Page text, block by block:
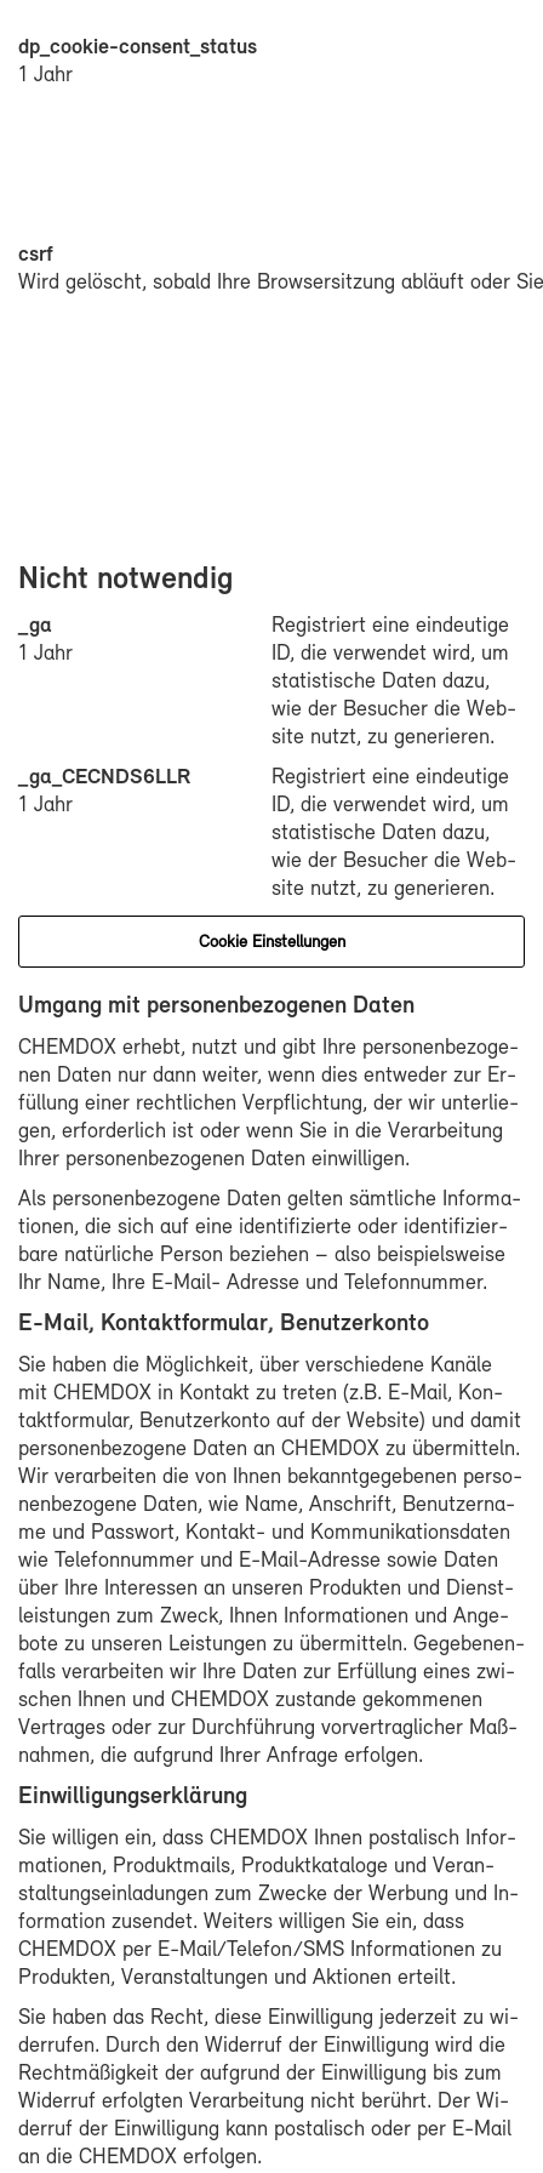
dp_cookie-​consent_sta­tus
1 Jahr
csrf
Wird ge­löscht, so­bald Ih­re Brow­ser­sit­zung ab­läuft oder
Nicht not­wen­dig
_ga
1 Jahr
Re­gis­triert ei­ne ein­deu­ti­ge
ID, die ver­wen­det wird, um
sta­tis­ti­sche Da­ten da­zu,
wie der Be­su­cher die Web­
site nutzt, zu ge­ne­rie­ren.
_ga_CECNDS6LLR
1 Jahr
Re­gis­triert ei­ne ein­deu­ti­ge
ID, die ver­wen­det wird, um
sta­tis­ti­sche Da­ten da­zu,
wie der Be­su­cher die Web­
site nutzt, zu ge­ne­rie­ren.
Coo­kie Ein­stel­lun­gen
Um­gang mit per­so­nen­be­zo­ge­nen Da­ten
CHEM­DOX er­hebt, nutzt und gibt Ih­re per­so­nen­be­zo­ge­
nen Da­ten nur dann wei­ter, wenn dies ent­we­der zur Er­
fül­lung ei­ner recht­li­chen Ver­pflich­tung, der wir un­ter­lie­
gen, er­for­der­lich ist oder wenn Sie in die Ver­ar­bei­tung
Ih­rer per­so­nen­be­zo­ge­nen Da­ten ein­wil­li­gen.
Als per­so­nen­be­zo­ge­ne Da­ten gel­ten sämt­li­che In­for­ma­
tio­nen, die sich auf ei­ne iden­ti­fi­zier­te oder iden­ti­fi­zier­
ba­re na­tür­li­che Per­son be­zie­hen – al­so bei­spiels­wei­se
Ihr Na­me, Ih­re E-​Mail- Adres­se und Te­le­fon­num­mer.
E-​Mail, Kon­takt­for­mu­lar, Be­nut­zer­kon­to
Sie ha­ben die Mög­lich­keit, über ver­schie­de­ne Ka­nä­le
mit CHEM­DOX in Kon­takt zu tre­ten (z.B. E-​Mail, Kon­
takt­for­mu­lar, Be­nut­zer­kon­to auf der Web­site) und da­mit
per­so­nen­be­zo­ge­ne Da­ten an CHEM­DOX zu über­mit­teln.
Wir ver­ar­bei­ten die von Ih­nen be­kannt­ge­ge­be­nen per­so­
nen­be­zo­ge­ne Da­ten, wie Na­me, An­schrift, Be­nut­zer­na­
me und Pass­wort, Kontakt-​ und Kom­mu­ni­ka­ti­ons­da­ten
wie Te­le­fon­num­mer und E-​Mail-Adresse so­wie Da­ten
über Ih­re In­ter­es­sen an un­se­ren Pro­duk­ten und Dienst­
leis­tun­gen zum Zweck, Ih­nen In­for­ma­tio­nen und An­ge­
bo­te zu un­se­ren Leis­tun­gen zu über­mit­teln. Ge­ge­be­nen­
falls ver­ar­bei­ten wir Ih­re Da­ten zur Er­fül­lung ei­nes zwi­
schen Ih­nen und CHEM­DOX zu­stan­de ge­kom­me­nen
Ver­tra­ges oder zur Durch­füh­rung vor­ver­trag­li­cher Maß­
nah­men, die auf­grund Ih­rer An­fra­ge er­fol­gen.
Ein­wil­li­gungs­er­klä­rung
Sie wil­li­gen ein, dass CHEM­DOX Ih­nen pos­ta­lisch In­for­
ma­tio­nen, Pro­dukt­mails, Pro­dukt­ka­ta­lo­ge und Ver­an­
stal­tungs­ein­la­dun­gen zum Zwe­cke der Wer­bung und In­
for­ma­ti­on zu­sen­det. Wei­ters wil­li­gen Sie ein, dass
CHEM­DOX per E-​Mail/Te­le­fon/SMS In­for­ma­tio­nen zu
Pro­duk­ten, Ver­an­stal­tun­gen und Ak­tio­nen er­teilt.
Sie ha­ben das Recht, die­se Ein­wil­li­gung je­der­zeit zu wi­
der­ru­fen. Durch den Wi­der­ruf der Ein­wil­li­gung wird die
Recht­mä­ßig­keit der auf­grund der Ein­wil­li­gung bis zum
Wi­der­ruf er­folg­ten Ver­ar­bei­tung nicht be­rührt. Der Wi­
der­ruf der Ein­wil­li­gung kann pos­ta­lisch oder per E-​Mail
an die CHEM­DOX er­fol­gen.